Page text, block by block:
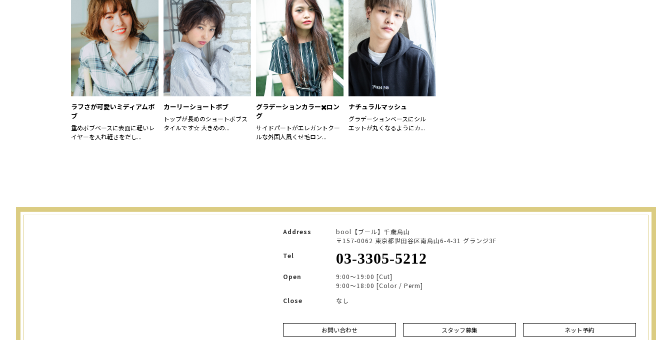
ラフさが可愛いミディアムボ
ブ
重めボブベースに表面に軽いレ
イヤーを入れ軽さをだし...
カーリーショートボブ
トップが長めのショートボブス
タイルです☆ 大きめの...
グラデーションカラー✖️ロン
グ
サイドパートがエレガントクー
ルな外国人風くせ毛ロン...
ナチュラルマッシュ
グラデーションべースにシル
エットが丸くなるようにカ...
Address
bool【ブール】千歳烏山
〒157-0062 東京都世田谷区南烏山6-4-31 グランジ3F
Tel
03-3305-5212
Open
9:00～19:00 [Cut]
9:00～18:00 [Color / Perm]
Close
なし
お問い合わせ スタッフ募集 ネット予約